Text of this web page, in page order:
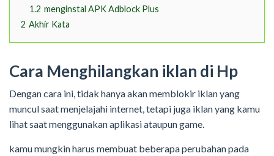
1.2 menginstal APK Adblock Plus
2 Akhir Kata
Cara Menghilangkan iklan di Hp
Dengan cara ini, tidak hanya akan memblokir iklan yang
muncul saat menjelajahi internet, tetapi juga iklan yang kamu
lihat saat menggunakan aplikasi ataupun game.
kamu mungkin harus membuat beberapa perubahan pada